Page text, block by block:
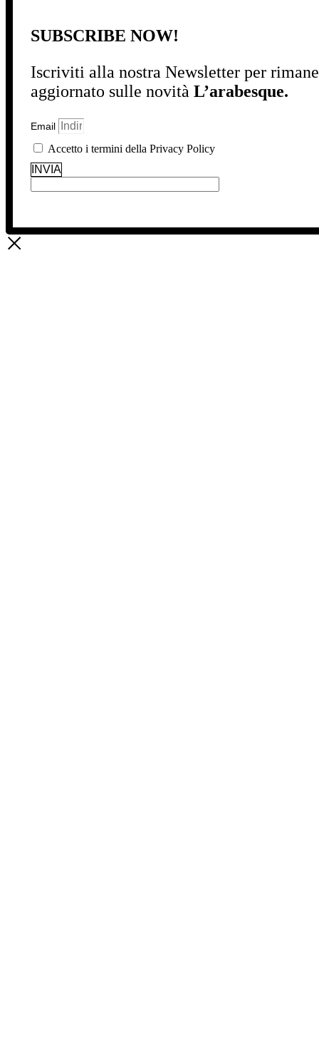
SUBSCRIBE NOW!
Iscriviti alla nostra Newsletter per
aggiornato sulle novità L’arabesque.
Email
Accetto i termini della Privacy Policy
INVIA